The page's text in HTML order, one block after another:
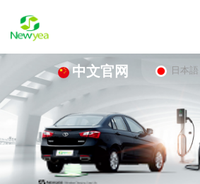
中文官网 日本語